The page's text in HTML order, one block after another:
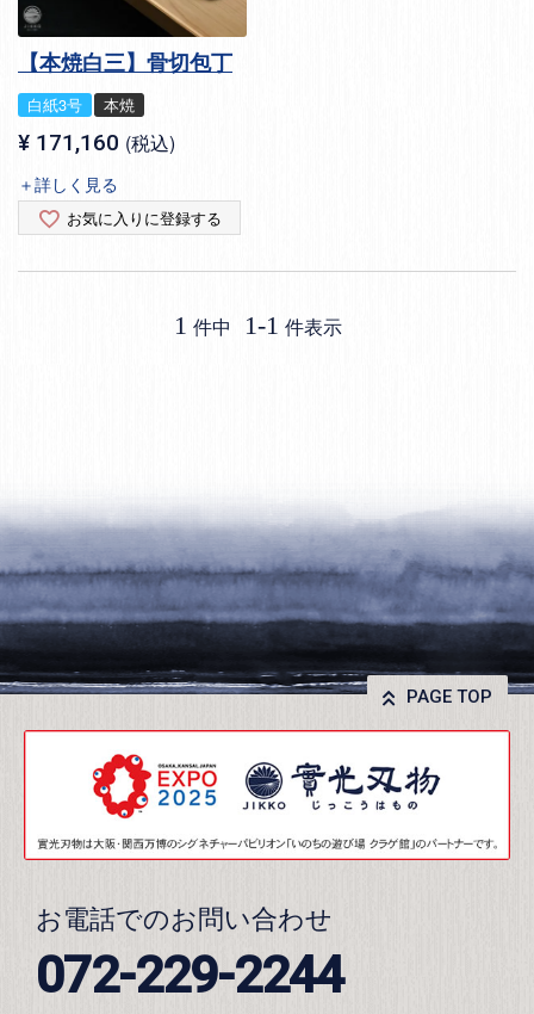
【本焼白三】骨切包丁
白紙3号 本焼
¥ 171,160 税込
＋詳しく見る
お気に入りに登録する
1 件中 1-1 件表示
PAGE TOP
お電話でのお問い合わせ
072-229-2244